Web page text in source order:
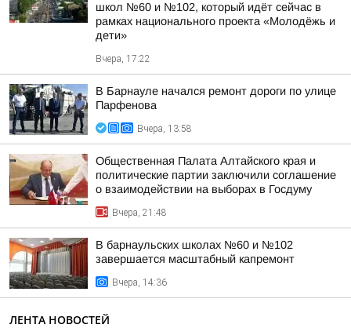
школ №60 и №102, который идёт сейчас в
рамках национального проекта «Молодёжь и
дети»
Вчера, 17:22
В Барнауле начался ремонт дороги по улице
Парфенова
Вчера, 13:58
Общественная Палата Алтайского края и
политические партии заключили соглашение
о взаимодействии на выборах в Госдуму
Вчера, 21:48
В барнаульских школах №60 и №102
завершается масштабный капремонт
Вчера, 14:36
ЛЕНТА НОВОСТЕЙ